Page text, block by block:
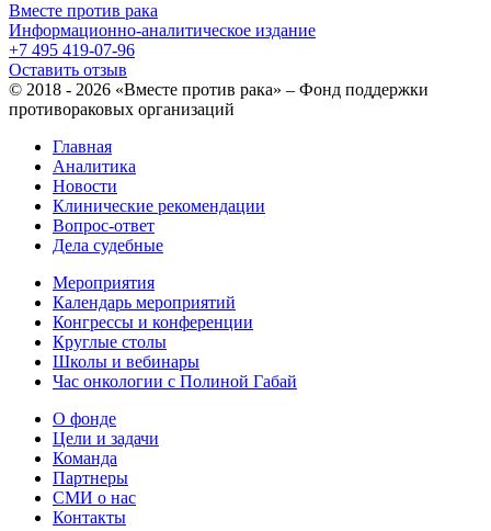
Вместе против рака
Информационно-аналитическое издание
+7 495 419-07-96
Оставить отзыв
© 2018 - 2026 «Вместе против рака» – Фонд поддержки
противораковых организаций
Главная
Аналитика
Новости
Клинические рекомендации
Вопрос-ответ
Дела судебные
Мероприятия
Календарь мероприятий
Конгрессы и конференции
Круглые столы
Школы и вебинары
Час онкологии с Полиной Габай
О фонде
Цели и задачи
Команда
Партнеры
СМИ о нас
Контакты